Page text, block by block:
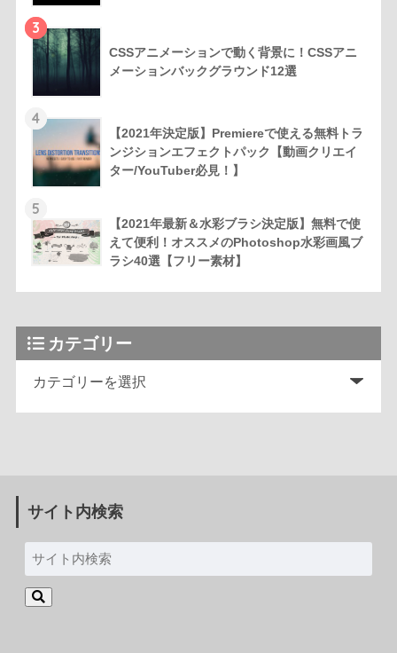
3
CSSアニメーションで動く背景に！CSSアニ
メーションバックグラウンド12選
4
【2021年決定版】Premiereで使える無料トラ
ンジションエフェクトパック【動画クリエイ
ター/YouTuber必見！】
5
【2021年最新＆水彩ブラシ決定版】無料で使
えて便利！オススメのPhotoshop水彩画風ブ
ラシ40選【フリー素材】
カテゴリー
サイト内検索